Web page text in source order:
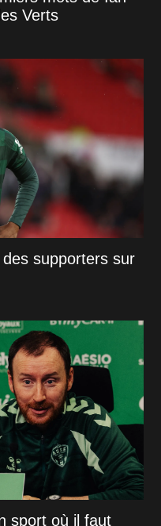
Verts
supporters sur
sport où il faut